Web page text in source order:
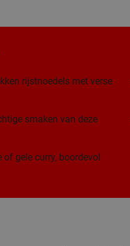
rijstnoedels met verse
smaken van deze
gele curry, boordevol